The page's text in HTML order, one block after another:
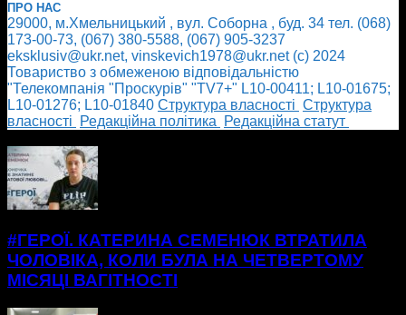
ПРО НАС
29000, м.Хмельницький , вул. Соборна , буд. 34 тел. (068)
173-00-73, (067) 380-5588, (067) 905-3237
eksklusiv@ukr.net, vinskevich1978@ukr.net (с) 2024
Товариство з обмеженою відповідальністю
"Телекомпанія "Проскурів" "TV7+" L10-00411; L10-01675;
L10-01276; L10-01840 Cтруктура власності Cтруктура
власності
Редакційна політика
Редакційна статут
#ГЕРОЇ. КАТЕРИНА СЕМЕНЮК ВТРАТИЛА
ЧОЛОВІКА, КОЛИ БУЛА НА ЧЕТВЕРТОМУ
МІСЯЦІ ВАГІТНОСТІ